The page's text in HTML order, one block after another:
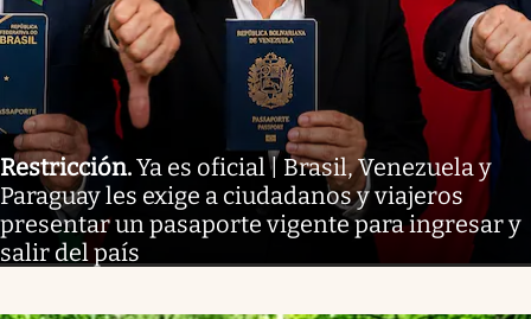
Restricción.Ya es oficial | Brasil, Venezuela y
Paraguay les exige a ciudadanos y viajeros
presentar un pasaporte vigente para ingresar y
salir del país